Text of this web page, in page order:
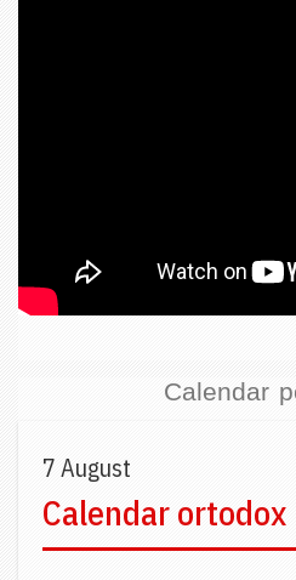
Calendar
7 August
Calendar ortodox